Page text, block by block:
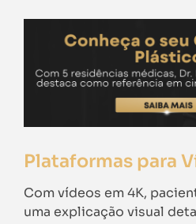
Plataformas para
Com vídeos em 4K,
uma explicação visual